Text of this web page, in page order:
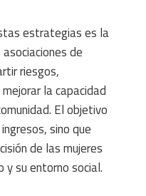
estrategias es la
de
riesgos,
la capacidad
El objetivo
sino que
de las mujeres
y su entorno social.